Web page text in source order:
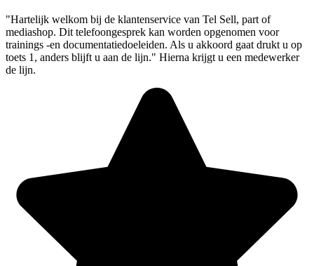
"Hartelijk welkom bij de klantenservice van Tel Sell, part of
mediashop. Dit telefoongesprek kan worden opgenomen voor
trainings -en documentatiedoeleiden. Als u akkoord gaat drukt u op
toets 1, anders blijft u aan de lijn." Hierna krijgt u een medewerker
de lijn.